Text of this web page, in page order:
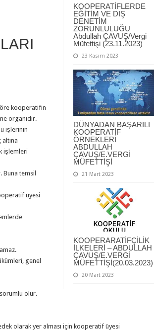
KOOPERATİFLERDE
EĞİTİM VE DIŞ
DENETİM
ZORUNLULUĞU
Abdullah ÇAVUŞ/Vergi
Müfettişi (23.11.2023)
23 Kasım 2023
DÜNYADAN BAŞARILI
KOOPERATİF
ÖRNEKLERİ
ABDULLAH
ÇAVUŞ/E.VERGİ
MÜFETTİŞİ
21 Mart 2023
KOOPERARATİFÇİLİK
İLKELERİ – ABDULLAH
ÇAVUŞ/E.VERGİ
MÜFETTİŞİ(20.03.2023)
20 Mart 2023
kooperatifin
organıdır.
işlerinin
işlemleri
temsil
üyesi
genel
olur.
olarak yer alması için kooperatif üyesi